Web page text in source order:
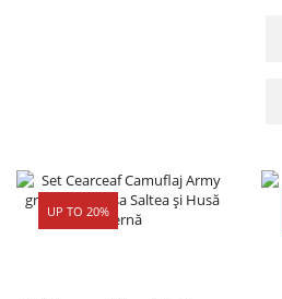
UP TO 20%